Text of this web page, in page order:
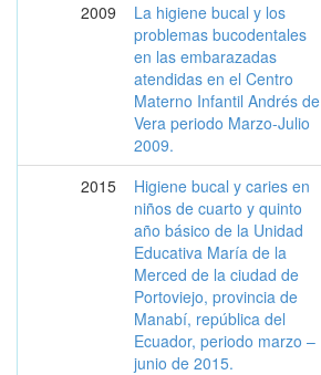
2009
La higiene bucal y los
problemas bucodentales
en las embarazadas
atendidas en el Centro
Materno Infantil Andrés de
Vera periodo Marzo-Julio
2009.
2015
Higiene bucal y caries en
niños de cuarto y quinto
año básico de la Unidad
Educativa María de la
Merced de la ciudad de
Portoviejo, provincia de
Manabí, república del
Ecuador, periodo marzo –
junio de 2015.